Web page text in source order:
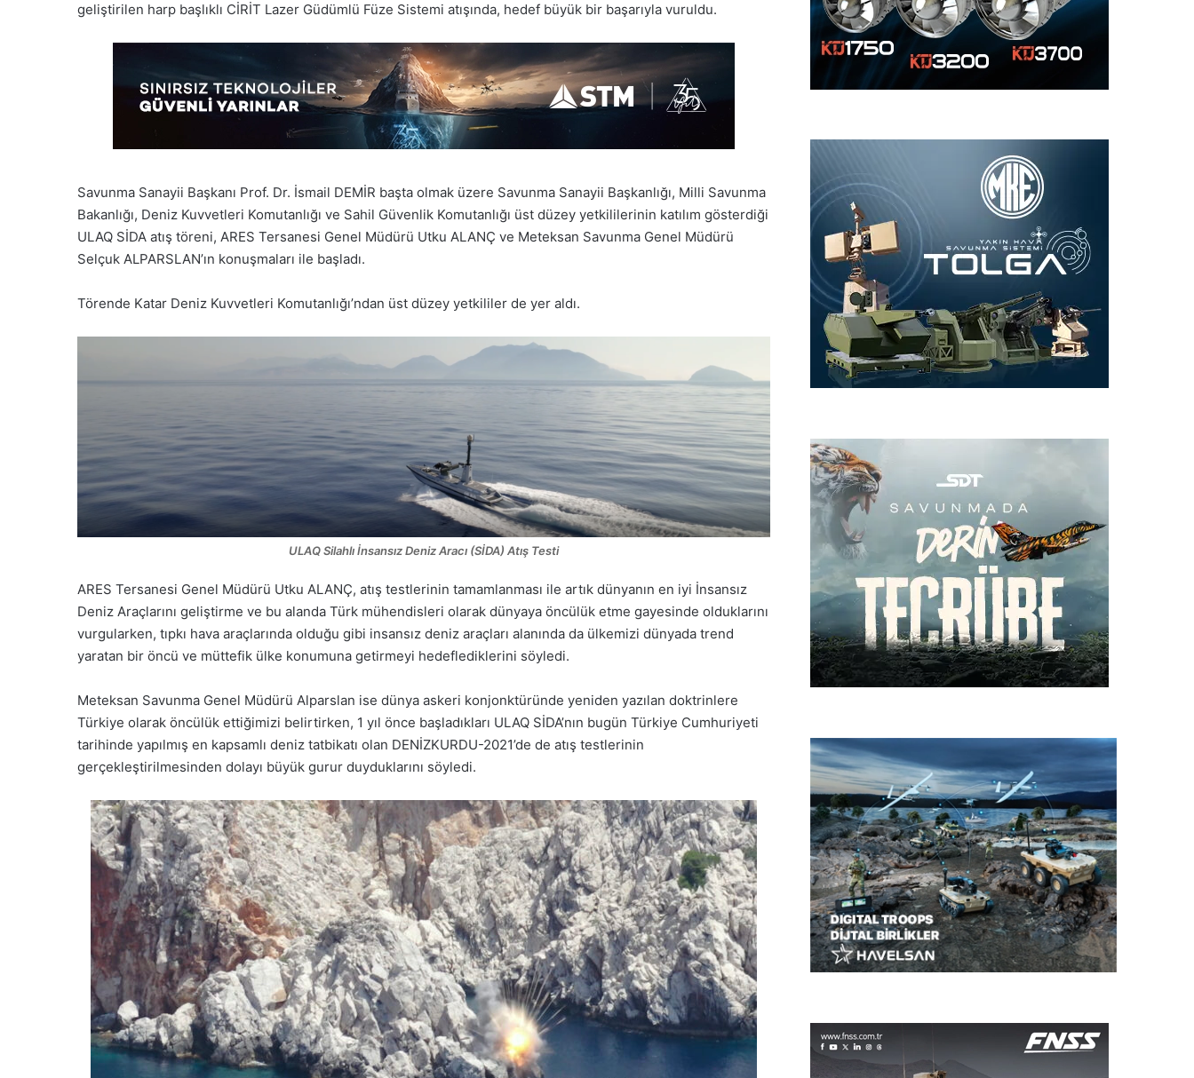
geliştirilen harp başlıklı CİRİT Lazer Güdümlü Füze Sistemi atışında, hedef büyük bir başarıyla vuruldu.
Savunma Sanayii Başkanı Prof. Dr. İsmail DEMİR başta olmak üzere Savunma Sanayii Başkanlığı, Milli Savunma
Bakanlığı, Deniz Kuvvetleri Komutanlığı ve Sahil Güvenlik Komutanlığı üst düzey yetkililerinin katılım gösterdiği
ULAQ SİDA atış töreni, ARES Tersanesi Genel Müdürü Utku ALANÇ ve Meteksan Savunma Genel Müdürü
Selçuk ALPARSLAN’ın konuşmaları ile başladı.
Törende Katar Deniz Kuvvetleri Komutanlığı’ndan üst düzey yetkililer de yer aldı.
ULAQ Silahlı İnsansız Deniz Aracı (SİDA) Atış Testi
ARES Tersanesi Genel Müdürü Utku ALANÇ, atış testlerinin tamamlanması ile artık dünyanın en iyi İnsansız
Deniz Araçlarını geliştirme ve bu alanda Türk mühendisleri olarak dünyaya öncülük etme gayesinde olduklarını
vurgularken, tıpkı hava araçlarında olduğu gibi insansız deniz araçları alanında da ülkemizi dünyada trend
yaratan bir öncü ve müttefik ülke konumuna getirmeyi hedeflediklerini söyledi.
Meteksan Savunma Genel Müdürü Alparslan ise dünya askeri konjonktüründe yeniden yazılan doktrinlere
Türkiye olarak öncülük ettiğimizi belirtirken, 1 yıl önce başladıkları ULAQ SİDA’nın bugün Türkiye Cumhuriyeti
tarihinde yapılmış en kapsamlı deniz tatbikatı olan DENİZKURDU-2021’de de atış testlerinin
gerçekleştirilmesinden dolayı büyük gurur duyduklarını söyledi.